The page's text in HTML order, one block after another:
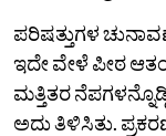
ಪರಿಷತ್ತುಗಳ
ಇದೇ ವೇಳೆ ಪೀಠ
ಮತ್ತಿತರ
ಅದು ತಿಳಿಸಿತು.